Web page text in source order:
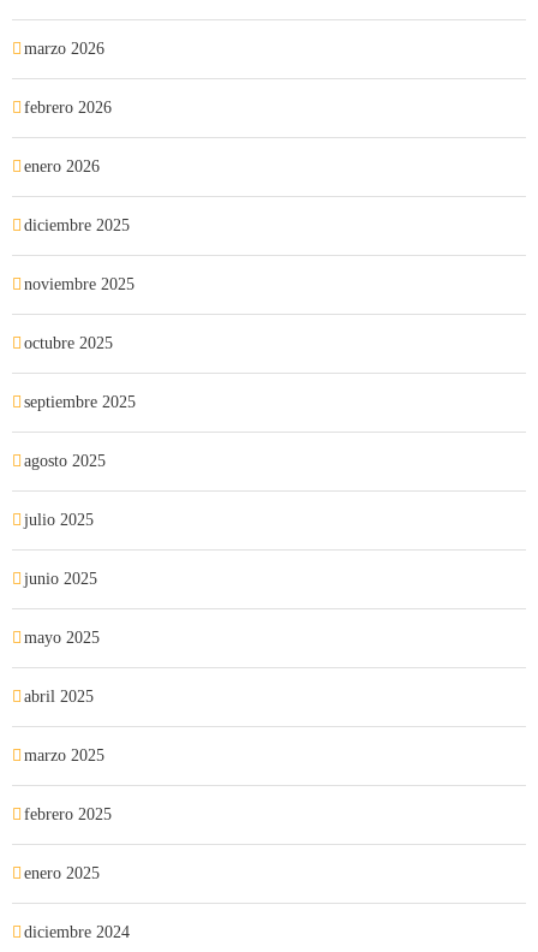
marzo 2026
febrero 2026
enero 2026
diciembre 2025
noviembre 2025
octubre 2025
septiembre 2025
agosto 2025
julio 2025
junio 2025
mayo 2025
abril 2025
marzo 2025
febrero 2025
enero 2025
diciembre 2024